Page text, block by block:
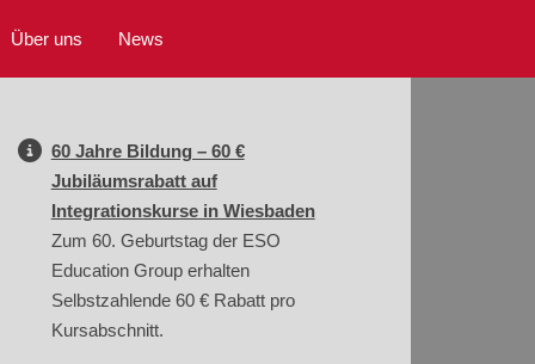
Über uns News
60 Jahre Bildung – 60 €
Jubiläumsrabatt auf
Integrationskurse in Wiesbaden
Zum 60. Geburtstag der ESO
Education Group erhalten
Selbstzahlende 60 € Rabatt pro
Kursabschnitt.